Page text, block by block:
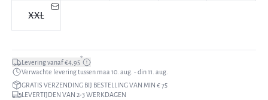
XXL
Levering vanaf €4,95*
Verwachte levering tussen maa 10. aug. - din 11. aug.
GRATIS VERZENDING BIJ BESTELLING VAN MIN € 75
LEVERTIJDEN VAN 2-3 WERKDAGEN